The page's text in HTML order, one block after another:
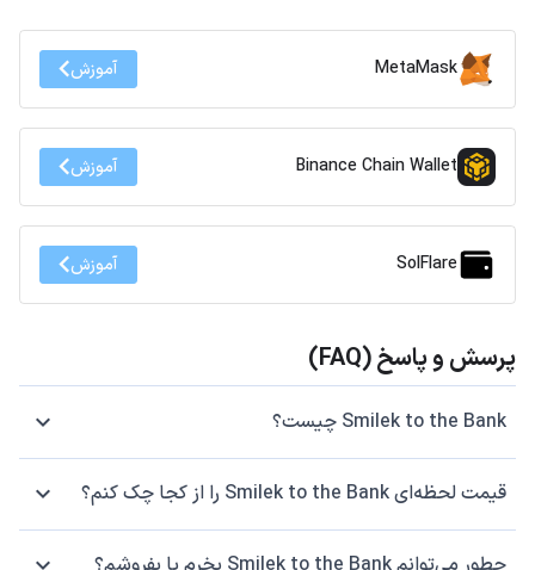
MetaMask آموزش
Binance Chain Wallet آموزش
SolFlare آموزش
پرسش و پاسخ (FAQ)
Smilek to the Bank چیست؟
قیمت لحظه‌ای Smilek to the Bank را از کجا چک کنم؟